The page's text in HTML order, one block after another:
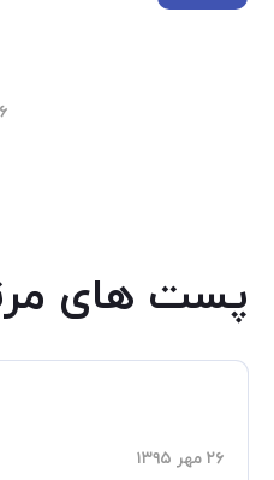
۲۶
پست های
۲۶ مهر ۱۳۹۵